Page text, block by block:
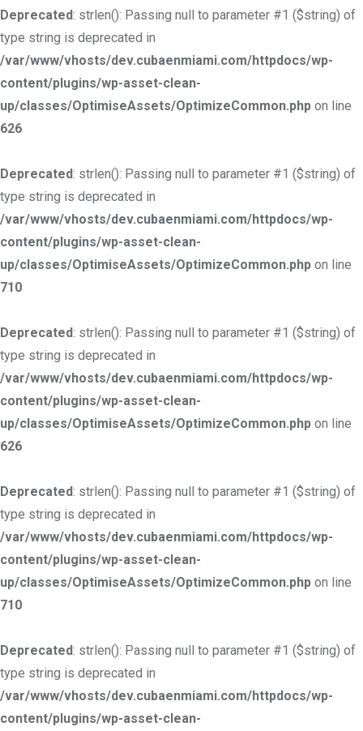
Deprecated: strlen(): Passing null to parameter #1 ($string) of
type string is deprecated in
/var/www/vhosts/dev.cubaenmiami.com/httpdocs/wp-
content/plugins/wp-asset-clean-
up/classes/OptimiseAssets/OptimizeCommon.php on line
626
Deprecated: strlen(): Passing null to parameter #1 ($string) of
type string is deprecated in
/var/www/vhosts/dev.cubaenmiami.com/httpdocs/wp-
content/plugins/wp-asset-clean-
up/classes/OptimiseAssets/OptimizeCommon.php on line
710
Deprecated: strlen(): Passing null to parameter #1 ($string) of
type string is deprecated in
/var/www/vhosts/dev.cubaenmiami.com/httpdocs/wp-
content/plugins/wp-asset-clean-
up/classes/OptimiseAssets/OptimizeCommon.php on line
626
Deprecated: strlen(): Passing null to parameter #1 ($string) of
type string is deprecated in
/var/www/vhosts/dev.cubaenmiami.com/httpdocs/wp-
content/plugins/wp-asset-clean-
up/classes/OptimiseAssets/OptimizeCommon.php on line
710
Deprecated: strlen(): Passing null to parameter #1 ($string) of
type string is deprecated in
/var/www/vhosts/dev.cubaenmiami.com/httpdocs/wp-
content/plugins/wp-asset-clean-